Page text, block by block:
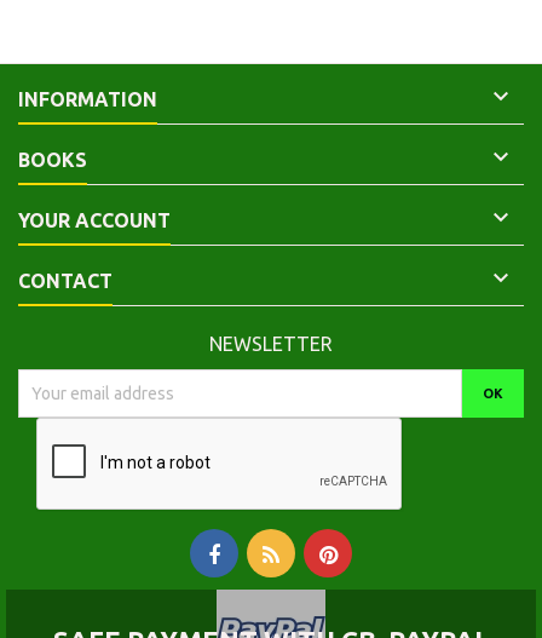
INFORMATION 
BOOKS 
YOUR ACCOUNT 
CONTACT 
NEWSLETTER